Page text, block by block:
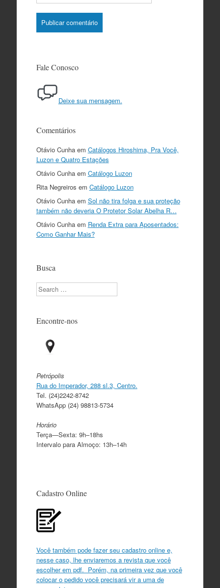
Fale Conosco
Deixe sua mensagem.
Comentários
Otávio Cunhaem Catálogos Hiroshima, Pra Você,
Luzon e Quatro Estações
Otávio Cunhaem Catálogo Luzon
Rita Negreiros em Catálogo Luzon
Otávio Cunhaem Sol não tira folga e sua proteção
também não deveria O Protetor Solar Abelha R…
Otávio Cunhaem Renda Extra para Aposentados:
Como Ganhar Mais?
Busca
Search
Encontre-nos
Petrópolis
Rua do Imperador, 288 sl.3, Centro.
Tel. (24)2242-8742
WhatsApp (24) 98813-5734
Horário
Terça—Sexta: 9h–18hs
Intervalo para Almoço: 13h–14h
Cadastro Online
Você também pode fazer seu cadastro online e,
nesse caso, lhe enviaremos a revista que você
escolher em pdf. Porém, na primeira vez que você
colocar o pedido você precisará vir a uma de